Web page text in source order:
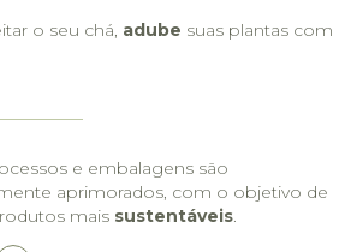
o seu chá, adube suas plantas com
e embalagens são
aprimorados, com o objetivo de
mais sustentáveis.